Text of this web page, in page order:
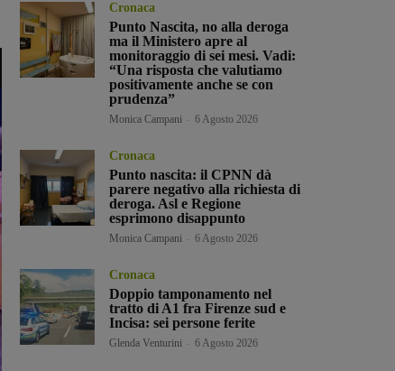
Cronaca
Punto Nascita, no alla deroga
ma il Ministero apre al
monitoraggio di sei mesi. Vadi:
“Una risposta che valutiamo
positivamente anche se con
prudenza”
Monica Campani 6 Agosto 2026
Cronaca
Punto nascita: il CPNN dà
parere negativo alla richiesta di
deroga. Asl e Regione
esprimono disappunto
Monica Campani 6 Agosto 2026
Cronaca
Doppio tamponamento nel
tratto di A1 fra Firenze sud e
Incisa: sei persone ferite
Glenda Venturini 6 Agosto 2026